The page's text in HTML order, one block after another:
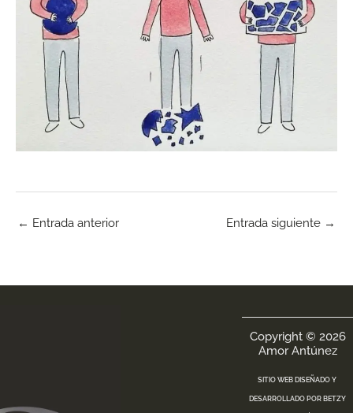
← Entrada anterior Entrada siguiente →
Copyright © 2026
Amor Antúnez
SITIO WEB DISEÑADO Y
DESARROLLADO POR BETZY